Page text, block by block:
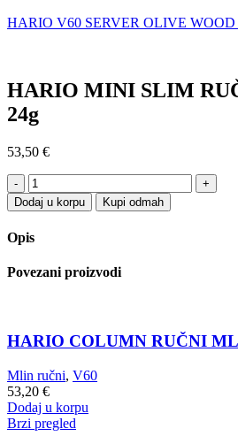
HARIO V60 SERVER OLIVE WOOD
HARIO MINI SLIM
24g
53,50 €
HARIO
MINI
SLIM
RUČNI
MLINAC
quantity
Dodaj u korpu Kupi odmah
Opis
Povezani proizvodi
HARIO COLUMN RUČNI
Mlin ručni, V60
53,20 €
Dodaj u korpu
Brzi pregled